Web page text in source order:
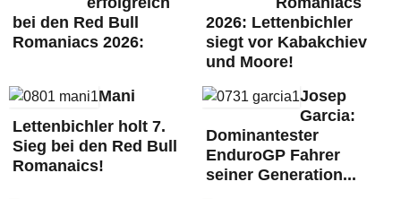
bei den Red Bull
Romaniacs 2026:
2026: Lettenbichler
siegt vor Kabakchiev
und Moore!
Mani
Lettenbichler holt 7.
Sieg bei den Red Bull
Romanaics!
Josep
Garcia:
Dominantester
EnduroGP Fahrer
seiner Generation...